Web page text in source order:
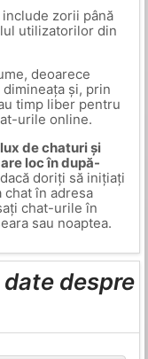
zorii până
utilizatorilor din
deoarece
și, prin
timp liber pentru
urile online.
de chaturi și
loc în după-
doriți să inițiați
în adresa
chat-urile în
sau noaptea.
despre